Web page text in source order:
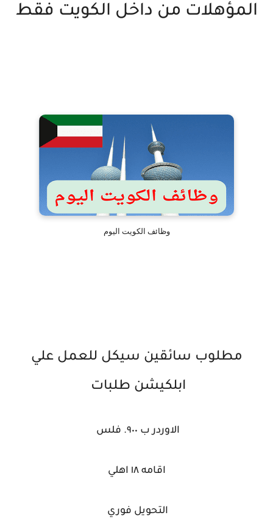
المؤهلات من داخل الكويت فقط
وظائف الكويت اليوم
مطلوب سائقين سيكل للعمل علي
ابلكيشن طلبات
الاوردر ب ٩٠٠. فلس
اقامه ١٨ اهلي
التحويل فوري